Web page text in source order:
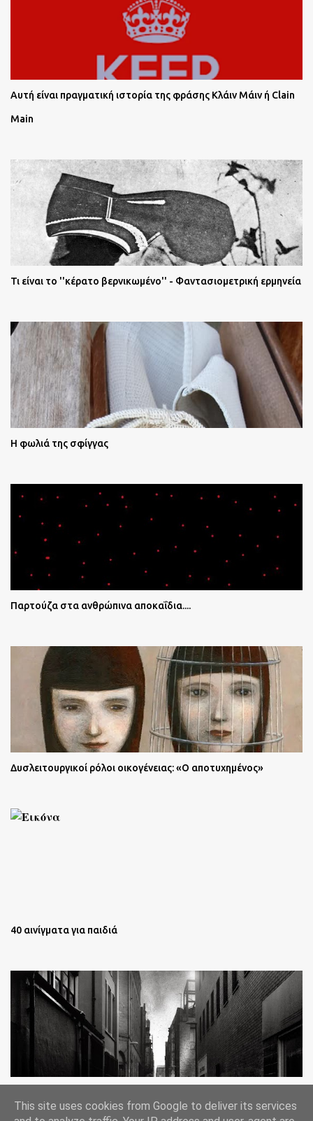
Αυτή είναι πραγματική ιστορία της φράσης Κλάιν Μάιν ή Clain
Main
Τι είναι το ''κέρατο βερνικωμένο'' - Φαντασιομετρική ερμηνεία
Η φωλιά της σφίγγας
Παρτούζα στα ανθρώπινα αποκαΐδια....
Δυσλειτουργικοί ρόλοι οικογένειας: «Ο αποτυχημένος»
40 αινίγματα για παιδιά
Lee Jeffries
This site uses cookies from Google to deliver its services